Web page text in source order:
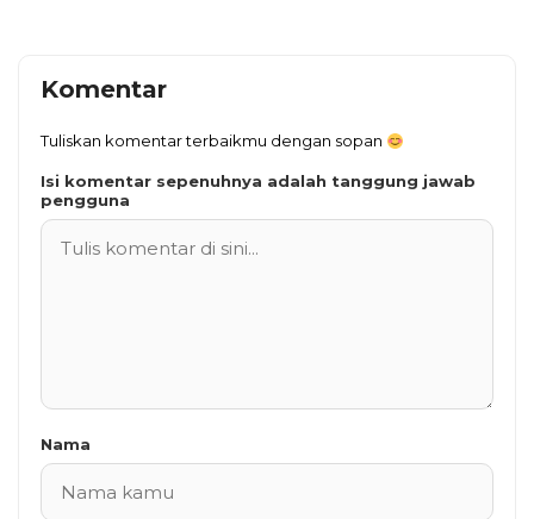
Komentar
Tuliskan komentar terbaikmu dengan sopan
Isi komentar sepenuhnya adalah tanggung jawab
pengguna
Nama